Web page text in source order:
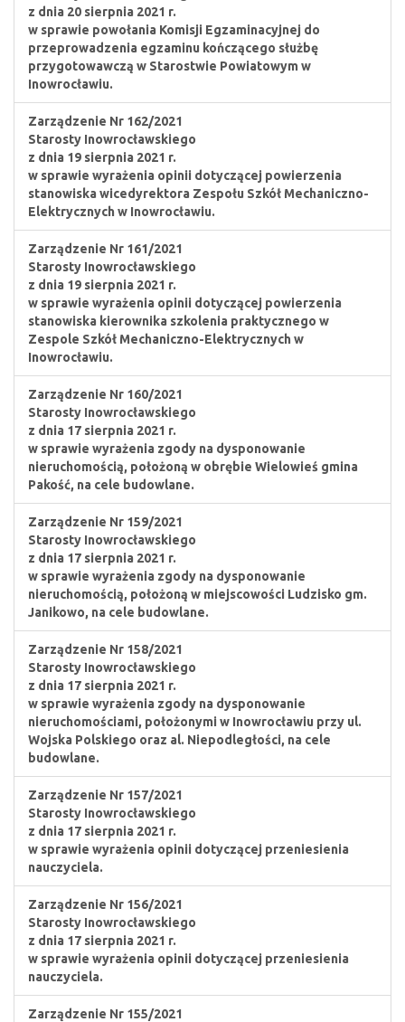
z dnia 20 sierpnia 2021 r.
w sprawie powołania Komisji Egzaminacyjnej do
przeprowadzenia egzaminu kończącego służbę
przygotowawczą w Starostwie Powiatowym w
Inowrocławiu.
Zarządzenie Nr 162/2021
Starosty Inowrocławskiego
z dnia 19 sierpnia 2021 r.
w sprawie wyrażenia opinii dotyczącej powierzenia
stanowiska wicedyrektora Zespołu Szkół Mechaniczno-
Elektrycznych w Inowrocławiu.
Zarządzenie Nr 161/2021
Starosty Inowrocławskiego
z dnia 19 sierpnia 2021 r.
w sprawie wyrażenia opinii dotyczącej powierzenia
stanowiska kierownika szkolenia praktycznego w
Zespole Szkół Mechaniczno-Elektrycznych w
Inowrocławiu.
Zarządzenie Nr 160/2021
Starosty Inowrocławskiego
z dnia 17 sierpnia 2021 r.
w sprawie wyrażenia zgody na dysponowanie
nieruchomością, położoną w obrębie Wielowieś gmina
Pakość, na cele budowlane.
Zarządzenie Nr 159/2021
Starosty Inowrocławskiego
z dnia 17 sierpnia 2021 r.
w sprawie wyrażenia zgody na dysponowanie
nieruchomością, położoną w miejscowości Ludzisko gm.
Janikowo, na cele budowlane.
Zarządzenie Nr 158/2021
Starosty Inowrocławskiego
z dnia 17 sierpnia 2021 r.
w sprawie wyrażenia zgody na dysponowanie
nieruchomościami, położonymi w Inowrocławiu przy ul.
Wojska Polskiego oraz al. Niepodległości, na cele
budowlane.
Zarządzenie Nr 157/2021
Starosty Inowrocławskiego
z dnia 17 sierpnia 2021 r.
w sprawie wyrażenia opinii dotyczącej przeniesienia
nauczyciela.
Zarządzenie Nr 156/2021
Starosty Inowrocławskiego
z dnia 17 sierpnia 2021 r.
w sprawie wyrażenia opinii dotyczącej przeniesienia
nauczyciela.
Zarządzenie Nr 155/2021